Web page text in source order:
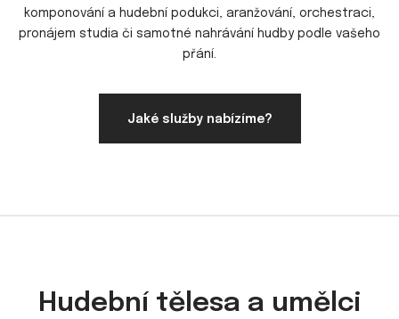
komponování a hudební podukci, aranžování, orchestraci,
pronájem studia či samotné nahrávání hudby podle vašeho
přání.
Jaké služby nabízíme?
Hudební tělesa a umělci